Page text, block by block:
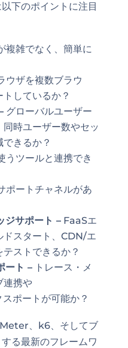
下のポイントに注目
複雑でなく、簡単に
ウザを複数ブラウ
しているか？
グローバルユーザー
時ユーザー数やセッ
きるか？
うツールと連携でき
ポートチャネルがあ
ジサポート –FaaSエ
ドスタート、CDN/エ
ストできるか？
ート –トレース・メ
連携や
ポートが可能か？
、k6、そしてブ
る最新のフレームワ